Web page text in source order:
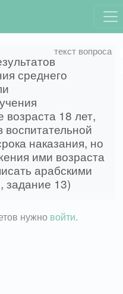
среднего
18 лет,
наказания, но
ими возраста
арабскими
13)
нужно войти.